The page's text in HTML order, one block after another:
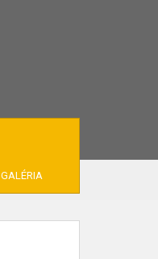
GALÉRIA